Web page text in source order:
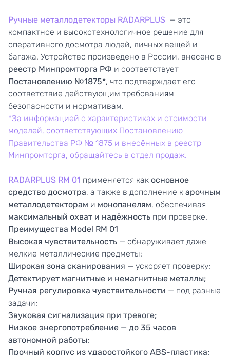
Ручные металлодетекторы RADARPLUS — это
компактное и высокотехнологичное решение для
оперативного досмотра людей, личных вещей и
багажа. Устройство произведено в России, внесено в
реестр Минпромторга РФ и соответствует
Постановлению №1875*, что подтверждает его
соответствие действующим требованиям
безопасности и нормативам.
*За информацией о характеристиках и стоимости
моделей, соответствующих Постановлению
Правительства РФ № 1875 и внесённых в реестр
Минпромторга, обращайтесь в отдел продаж.
RADARPLUS RM 01 применяется как основное
средство досмотра, а также в дополнение к арочным
металлодетекторам и монопанелям, обеспечивая
максимальный охват и надёжность при проверке.
Преимущества Model RM 01
Высокая чувствительность — обнаруживает даже
мелкие металлические предметы;
Широкая зона сканирования — ускоряет проверку;
Детектирует магнитные и немагнитные металлы;
Ручная регулировка чувствительности — под разные
задачи;
Звуковая сигнализация при тревоге;
Низкое энергопотребление — до 35 часов
автономной работы;
Прочный корпус из ударостойкого ABS-пластика;